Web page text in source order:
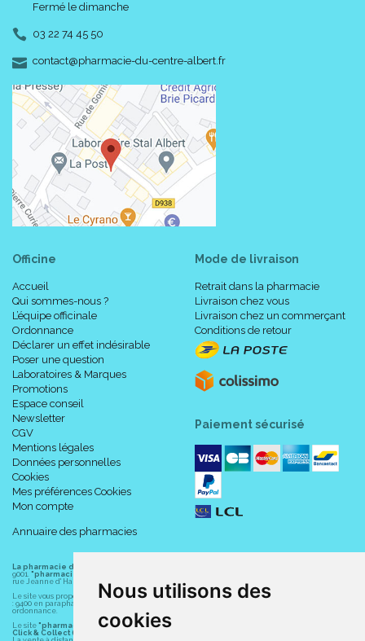
Nous utilisons des
cookies
Fermé le dimanche
03 22 74 45 50
contact-
@-
pharmacie-du-centre-albert.fr
Officine
Accueil
Qui sommes-nous ?
L’équipe officinale
Ordonnance
Déclarer un effet indésirable
Poser une question
Laboratoires & Marques
Promotions
Espace conseil
Newsletter
CGV
Mentions légales
Données personnelles
Cookies
Mes préférences Cookies
Mon compte
Annuaire des pharmacies
Mode de livraison
Retrait dans la pharmacie
Livraison chez vous
Livraison chez un commerçant
Conditions de retour
Paiement sécurisé
La pharmacie du centre à Albert
9001. "pharmacie-du-centre-albert.fr "
rue Jeanne d' Harcourt, 80300 Albert.
Le site vous propose un large choix de plus de 11000 références, au prix les plus bas possible
: 9400 en parapharmacie, animaux, orthopédie, matériel médical. 1700 en médicaments sans
ordonnance.
Le site "pharmacie-du-centre-albert.fr"vous propose les service suivants :
Click & Collect (retrait gratuit dans la pharmacie).